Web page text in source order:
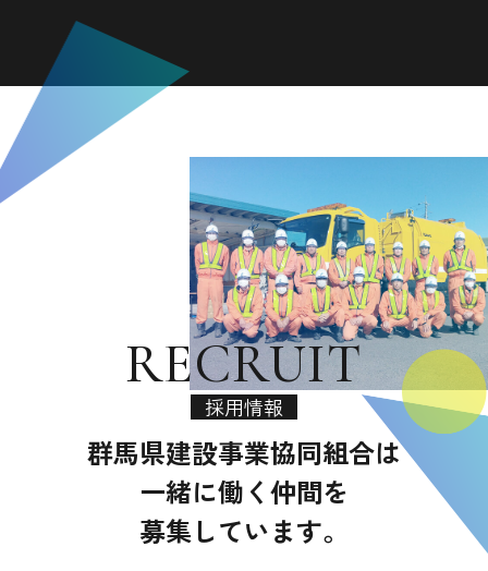
RECRUIT
採用情報
群馬県建設事業協同組合は
一緒に働く仲間を
募集しています。